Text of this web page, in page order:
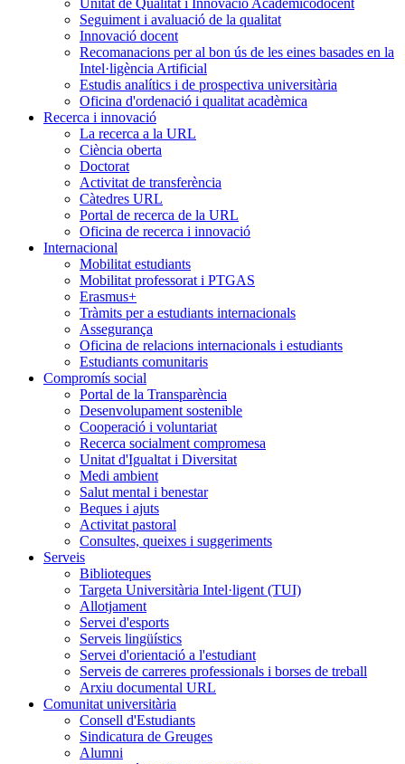
Seguiment i avaluació de la qualitat
Innovació docent
Recomanacions per al bon ús de les eines basades en la
Intel·ligència Artificial
Estudis analítics i de prospectiva universitària
Oficina d'ordenació i qualitat acadèmica
Recerca i innovació
La recerca a la URL
Ciència oberta
Doctorat
Activitat de transferència
Càtedres URL
Portal de recerca de la URL
Oficina de recerca i innovació
Internacional
Mobilitat estudiants
Mobilitat professorat i PTGAS
Erasmus+
Tràmits per a estudiants internacionals
Assegurança
Oficina de relacions internacionals i estudiants
Estudiants comunitaris
Compromís social
Portal de la Transparència
Desenvolupament sostenible
Cooperació i voluntariat
Recerca socialment compromesa
Unitat d'Igualtat i Diversitat
Medi ambient
Salut mental i benestar
Beques i ajuts
Activitat pastoral
Consultes, queixes i suggeriments
Serveis
Biblioteques
Targeta Universitària Intel·ligent (TUI)
Allotjament
Servei d'esports
Serveis lingüístics
Servei d'orientació a l'estudiant
Serveis de carreres professionals i borses de treball
Arxiu documental URL
Comunitat universitària
Consell d'Estudiants
Sindicatura de Greuges
Alumni